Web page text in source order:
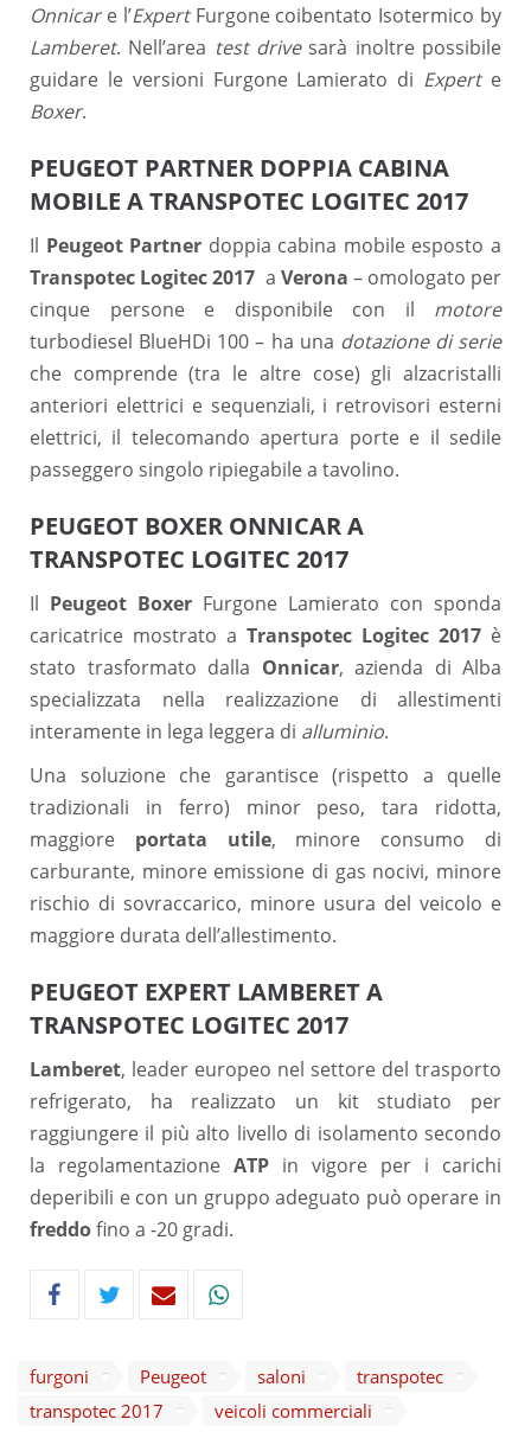
Onnicare l’ExpertFurgone coibentato Isotermico by
Lamberet. Nell’area test drivesarà inoltre possibile
guidare le versioni Furgone Lamierato di Experte
Boxer.
PEUGEOT PARTNER DOPPIA CABINA
MOBILE A TRANSPOTEC LOGITEC 2017
Il Peugeot Partner doppia cabina mobile esposto a
Transpotec Logitec 2017 a Verona – omologato per
cinque persone e disponibile con il motore
turbodiesel BlueHDi 100 – ha una dotazione di serie
che comprende (tra le altre cose) gli alzacristalli
anteriori elettrici e sequenziali, i retrovisori esterni
elettrici, il telecomando apertura porte e il sedile
passeggero singolo ripiegabile a tavolino.
PEUGEOT BOXER ONNICAR A
TRANSPOTEC LOGITEC 2017
Il Peugeot Boxer Furgone Lamierato con sponda
caricatrice mostrato a Transpotec Logitec 2017 è
stato trasformato dalla Onnicar, azienda di Alba
specializzata nella realizzazione di allestimenti
interamente in lega leggera di alluminio.
Una soluzione che garantisce (rispetto a quelle
tradizionali in ferro) minor peso, tara ridotta,
maggiore portata utile, minore consumo di
carburante, minore emissione di gas nocivi, minore
rischio di sovraccarico, minore usura del veicolo e
maggiore durata dell’allestimento.
PEUGEOT EXPERT LAMBERET A
TRANSPOTEC LOGITEC 2017
Lamberet, leader europeo nel settore del trasporto
refrigerato, ha realizzato un kit studiato per
raggiungere il più alto livello di isolamento secondo
la regolamentazione ATP in vigore per i carichi
deperibili e con un gruppo adeguato può operare in
freddofino a -20 gradi.
furgoni Peugeot saloni
transpotec
transpotec 2017
veicoli commerciali